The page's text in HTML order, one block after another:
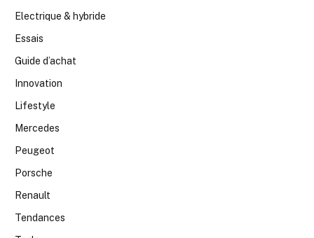
Electrique & hybride
Essais
Guide d’achat
Innovation
Lifestyle
Mercedes
Peugeot
Porsche
Renault
Tendances